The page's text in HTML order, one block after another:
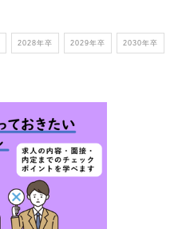
2028年卒 2029年卒 2030年卒